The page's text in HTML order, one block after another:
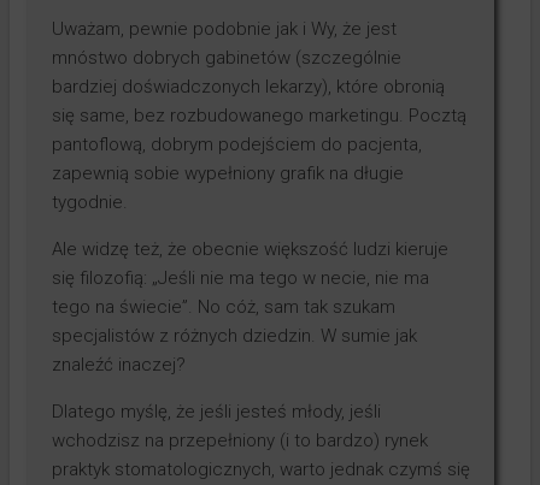
Uważam, pewnie podobnie jak i Wy, że jest
mnóstwo dobrych gabinetów (szczególnie
bardziej doświadczonych lekarzy), które obronią
się same, bez rozbudowanego marketingu. Pocztą
pantoflową, dobrym podejściem do pacjenta,
zapewnią sobie wypełniony grafik na długie
tygodnie.
Ale widzę też, że obecnie większość ludzi kieruje
się filozofią: „Jeśli nie ma tego w necie, nie ma
tego na świecie”. No cóż, sam tak szukam
specjalistów z różnych dziedzin. W sumie jak
znaleźć inaczej?
Dlatego myślę, że jeśli jesteś młody, jeśli
wchodzisz na przepełniony (i to bardzo) rynek
praktyk stomatologicznych, warto jednak czymś się